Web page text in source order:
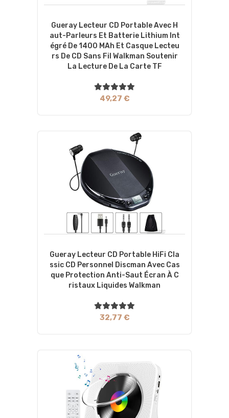
Gueray Lecteur CD Portable Avec H
Aut-Parleurs Et Batterie Lithium Int
Égré De 1400 MAh Et Casque Lecteu
Rs De CD Sans Fil Walkman Soutenir
La Lecture De La Carte TF
49,27 €
Gueray Lecteur CD Portable HiFi Cla
Ssic CD Personnel Discman Avec Cas
Que Protection Anti-Saut Écran À C
Ristaux Liquides Walkman
32,77 €